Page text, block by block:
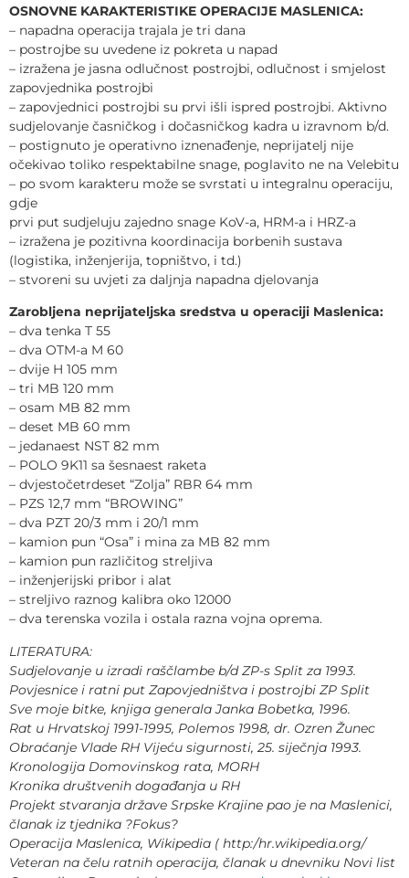
OSNOVNE KARAKTERISTIKE OPERACIJE MASLENICA:
– napadna operacija trajala je tri dana
– postrojbe su uvedene iz pokreta u napad
– izražena je jasna odlučnost postrojbi, odlučnost i smjelost
zapovjednika postrojbi
– zapovjednici postrojbi su prvi išli ispred postrojbi. Aktivno
sudjelovanje časničkog i dočasničkog kadra u izravnom b/d.
– postignuto je operativno iznenađenje, neprijatelj nije
očekivao toliko respektabilne snage, poglavito ne na Velebitu
– po svom karakteru može se svrstati u integralnu operaciju,
gdje
prvi put sudjeluju zajedno snage KoV-a, HRM-a i HRZ-a
– izražena je pozitivna koordinacija borbenih sustava
(logistika, inženjerija, topništvo, i td.)
– stvoreni su uvjeti za daljnja napadna djelovanja
Zarobljena neprijateljska sredstva u operaciji Maslenica:
– dva tenka T 55
– dva OTM-a M 60
– dvije H 105 mm
– tri MB 120 mm
– osam MB 82 mm
– deset MB 60 mm
– jedanaest NST 82 mm
– POLO 9K11 sa šesnaest raketa
– dvjestočetrdeset “Zolja” RBR 64 mm
– PZS 12,7 mm “BROWING”
– dva PZT 20/3 mm i 20/1 mm
– kamion pun “Osa” i mina za MB 82 mm
– kamion pun različitog streljiva
– inženjerijski pribor i alat
– streljivo raznog kalibra oko 12000
– dva terenska vozila i ostala razna vojna oprema.
LITERATURA:
Sudjelovanje u izradi raščlambe b/d ZP-s Split za 1993.
Povjesnice i ratni put Zapovjedništva i postrojbi ZP Split
Sve moje bitke, knjiga generala Janka Bobetka, 1996.
Rat u Hrvatskoj 1991-1995, Polemos 1998, dr. Ozren Žunec
Obraćanje Vlade RH Vijeću sigurnosti, 25. siječnja 1993.
Kronologija Domovinskog rata, MORH
Kronika društvenih događanja u RH
Projekt stvaranja države Srpske Krajine pao je na Maslenici,
članak iz tjednika ?Fokus?
Operacija Maslenica, Wikipedia ( http:/hr.wikipedia.org/
Veteran na čelu ratnih operacija, članak u dnevniku Novi list